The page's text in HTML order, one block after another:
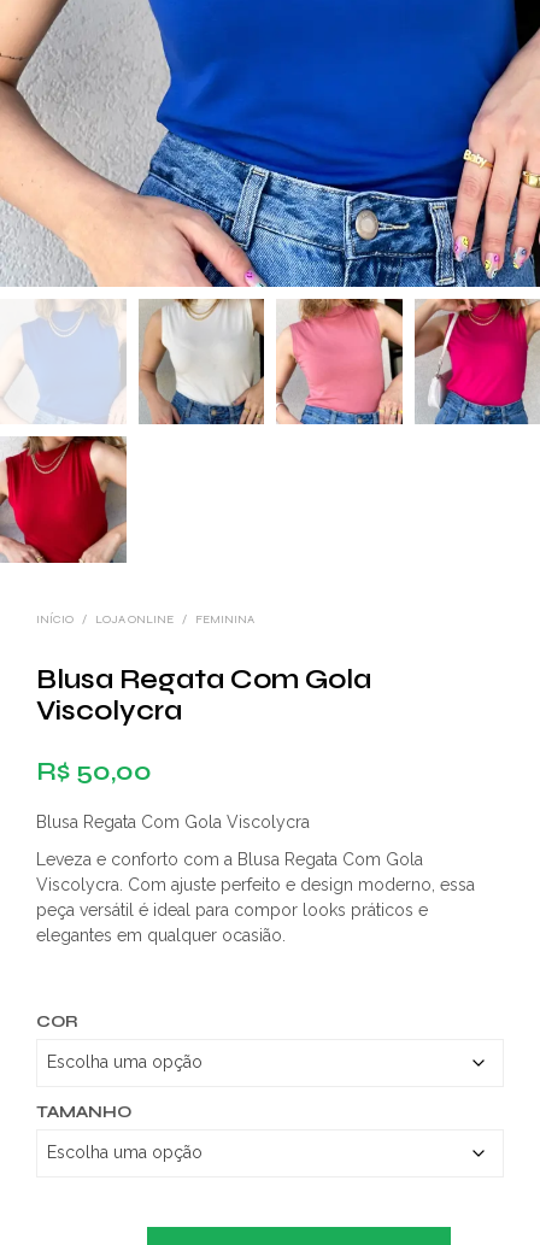
INÍCIO / LOJA ONLINE / FEMININA
Blusa Regata Com Gola
Viscolycra
R$ 50,00
Blusa Regata Com Gola Viscolycra
Leveza e conforto com a Blusa Regata Com Gola
Viscolycra. Com ajuste perfeito e design moderno, essa
peça versátil é ideal para compor looks práticos e
elegantes em qualquer ocasião.
COR
TAMANHO